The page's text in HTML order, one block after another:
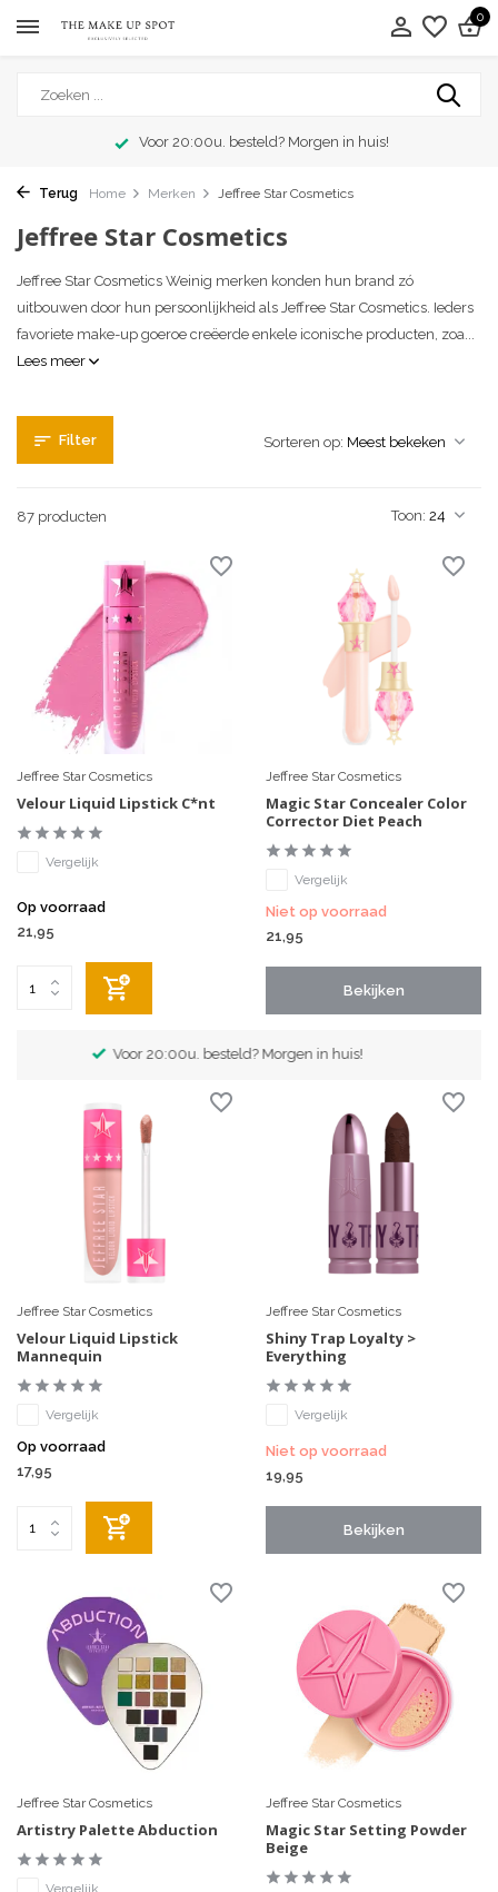
0
Exclusieve merken
Terug Home Merken Jeffree Star Cosmetics
Jeffree Star Cosmetics
Jeffree Star Cosmetics Weinig merken konden hun brand zó
uitbouwen door hun persoonlijkheid als Jeffree Star Cosmetics. Ieders
favoriete make-up goeroe creëerde enkele iconische producten, zoa...
Lees meer
Filter
87 producten Toon:
Sorteren op:
Jeffree Star Cosmetics
Velour Liquid Lipstick C*nt
Vergelijk
Op voorraad
21,95
Jeffree Star Cosmetics
Magic Star Concealer Color
Corrector Diet Peach
Vergelijk
Niet op voorraad
21,95
Bekijken
Exclusieve merken
Jeffree Star Cosmetics
Velour Liquid Lipstick
Mannequin
Vergelijk
Op voorraad
17,95
Jeffree Star Cosmetics
Shiny Trap Loyalty >
Everything
Vergelijk
Niet op voorraad
19,95
Bekijken
Jeffree Star Cosmetics
Artistry Palette Abduction
Vergelijk
Jeffree Star Cosmetics
Magic Star Setting Powder
Beige